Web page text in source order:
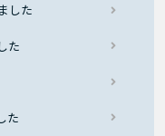
した
た
た